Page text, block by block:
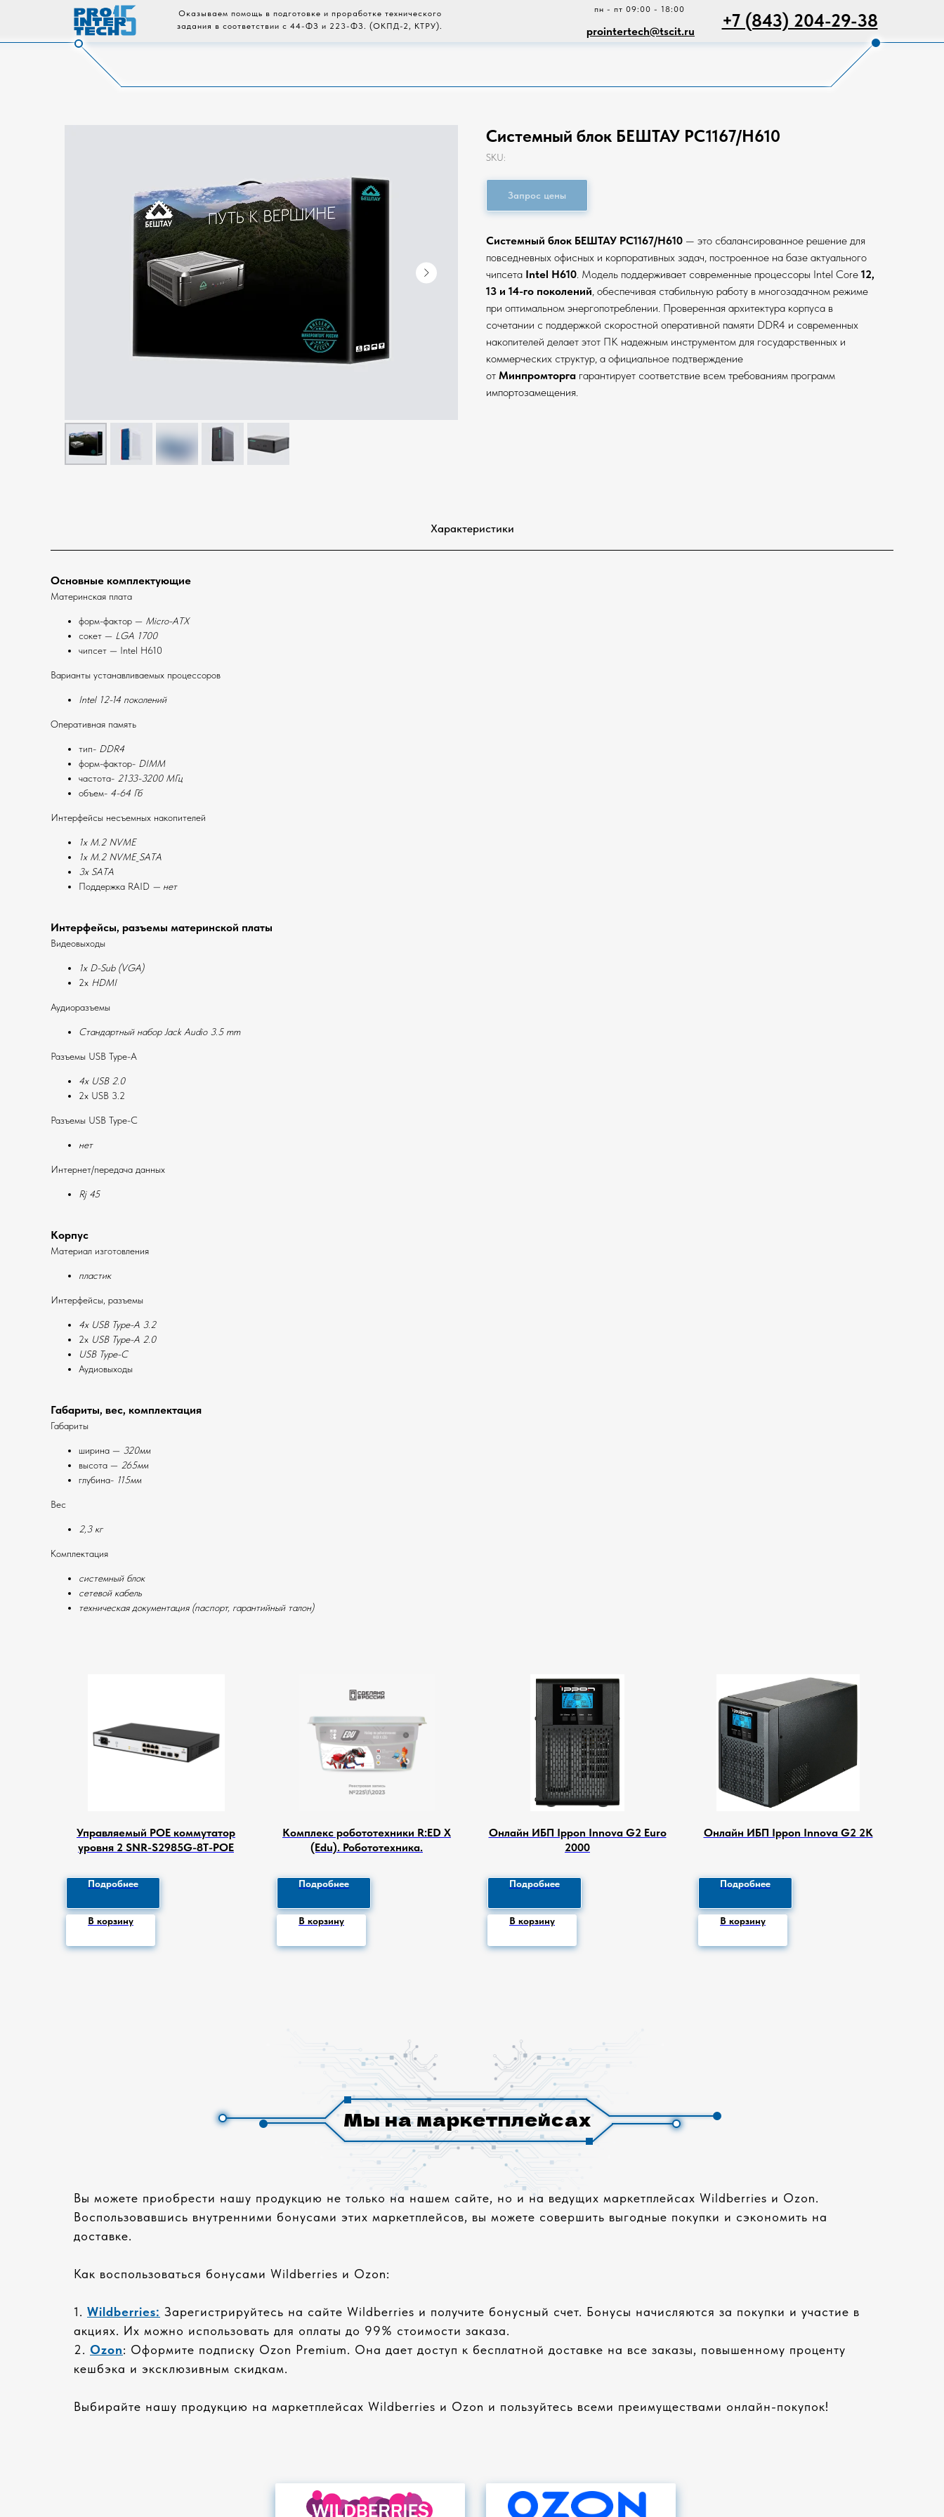
+7 (843) 204-29-38
Оказываем помощь в подготовке и проработке технического
задания в соответствии с 44-ФЗ и 223-ФЗ. (ОКПД-2, КТРУ).
пн - пт 09:00 - 18:00
prointertech@tscit.ru
Системный блок БЕШТАУ PC1167/H610
SKU:
Запрос цены
Системный блок БЕШТАУ PC1167/H610 — это сбалансированное решение для
повседневных офисных и корпоративных задач, построенное на базе актуального
чипсета Intel H610. Модель поддерживает современные процессоры Intel Core 12,
13 и 14-го поколений, обеспечивая стабильную работу в многозадачном режиме
при оптимальном энергопотреблении. Проверенная архитектура корпуса в
сочетании с поддержкой скоростной оперативной памяти DDR4 и современных
накопителей делает этот ПК надежным инструментом для государственных и
коммерческих структур, а официальное подтверждение
от Минпромторга гарантирует соответствие всем требованиям программ
импортозамещения.
Характеристики
Основные комплектующие
Материнская плата
форм-фактор — Micro-ATX
сокет — LGA 1700
чипсет — Intel H610
Варианты устанавливаемых процессоров
Intel 12-14 поколений
Оперативная память
тип- DDR4
форм-фактор- DIMM
частота- 2133-3200 МГц
объем- 4-64 Гб
Интерфейсы несъемных накопителей
1x M.2 NVME
1x M.2 NVME_SATA
3x SATA
Поддержка RAID — нет
Интерфейсы, разъемы материнской платы
Видеовыходы
1x D-Sub (VGA)
2x HDMI
Аудиоразъемы
Стандартный набор Jack Audio 3.5 mm
Разъемы USB Type-A
4x USB 2.0
2x USB 3.2
Разъемы USB Type-C
нет
Интернет/передача данных
Rj 45
Корпус
Материал изготовления
пластик
Интерфейсы, разъемы
4x USB Type-A 3.2
2x USB Type-A 2.0
USB Type-C
Аудиовыходы
Габариты, вес, комплектация
Габариты
ширина — 320мм
высота — 265мм
глубина- 115мм
Вес
2,3 кг
Комплектация
системный блок
сетевой кабель
техническая документация (паспорт, гарантийный талон)
Управляемый POE коммутатор
уровня 2 SNR-S2985G-8T-POE
Подробнее
В корзину
Комплекс робототехники R:ED X
(Edu). Робототехника.
Подробнее
В корзину
Онлайн ИБП Ippon Innova G2 Euro
2000
Подробнее
В корзину
Онлайн ИБП Ippon Innova G2 2K
Подробнее
В корзину
Мы на маркетплейсах
Вы можете приобрести нашу продукцию не только на нашем сайте, но и на ведущих маркетплейсах Wildberries и Ozon.
Воспользовавшись внутренними бонусами этих маркетплейсов, вы можете совершить выгодные покупки и сэкономить на
доставке.
Как воспользоваться бонусами Wildberries и Ozon:
1. Wildberries: Зарегистрируйтесь на сайте Wildberries и получите бонусный счет. Бонусы начисляются за покупки и участие в
акциях. Их можно использовать для оплаты до 99% стоимости заказа.
2. Ozon: Оформите подписку Ozon Premium. Она дает доступ к бесплатной доставке на все заказы, повышенному проценту
кешбэка и эксклюзивным скидкам.
Выбирайте нашу продукцию на маркетплейсах Wildberries и Ozon и пользуйтесь всеми преимуществами онлайн-покупок!